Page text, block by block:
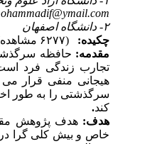
چکیده:
مقدمه:حافظه
تجارب زندگی فرد
هیجانی منفی قرار می
سرگذشتی را به طور
کند.
هدف:هدف پژوهش
خاص و بیش کلی گرا